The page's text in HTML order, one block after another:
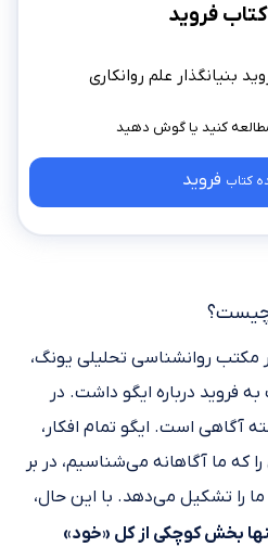
فروید
بنیانگذار علم روانکاری
کتاب فروید
چیست؟
مکتب روانشناسی تحلیلی یونگ،
فروید درباره ایگو داشت. در
آگاهی است. ایگو تمام افکار،
که ما آگاهانه می‌شناسیم، در بر
تشکیل می‌دهد. با این حال،
بخش کوچکی از کل «خود»